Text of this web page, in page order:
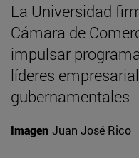
La Universidad
Cámara de
impulsar
líderes
gubernamentales
Imagen Juan José Rico